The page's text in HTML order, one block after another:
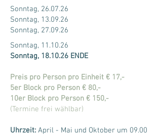
Sonntag, 26.07.26
Sonntag, 13.09.26
Sonntag, 27.09.26
Sonntag, 11.10.26
Sonntag, 18.10.26 ENDE
Preis pro Person pro Einheit € 17,-
5er Block pro Person € 80,-
10er Block pro Person € 150,-
(Termine frei wählbar)
Uhrzeit: April - Mai und Oktober um 09.00